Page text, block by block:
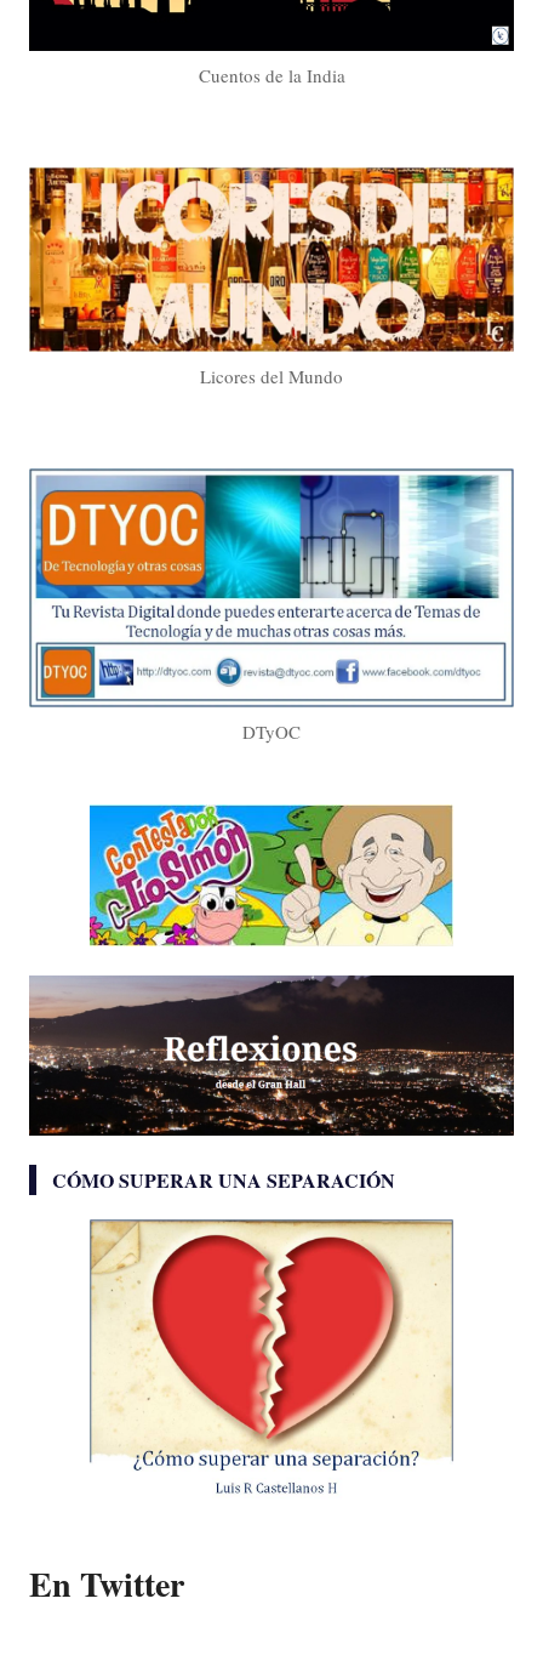
Cuentos de la India
Licores del Mundo
DTyOC
CÓMO SUPERAR UNA SEPARACIÓN
En Twitter